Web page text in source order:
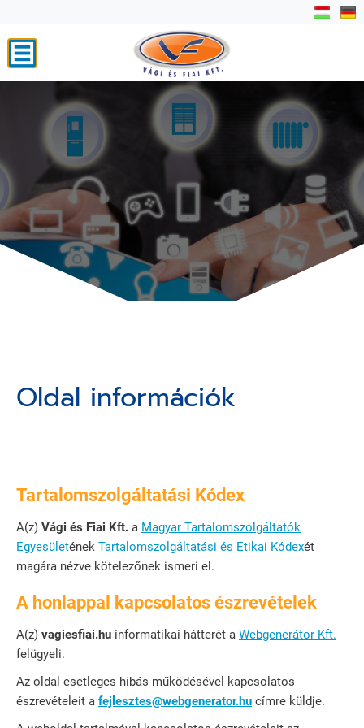
Oldal információk
Tartalomszolgáltatási Kódex
A(z) Vági és Fiai Kft. a Magyar Tartalomszolgáltatók
Egyesületének Tartalomszolgáltatási és Etikai Kódexét
magára nézve kötelezőnek ismeri el.
A honlappal kapcsolatos észrevételek
A(z) vagiesfiai.hu informatikai hátterét a Webgenerátor Kft.
felügyeli.
Az oldal esetleges hibás működésével kapcsolatos
észrevételeit a fejlesztes@webgenerator.hu címre küldje.